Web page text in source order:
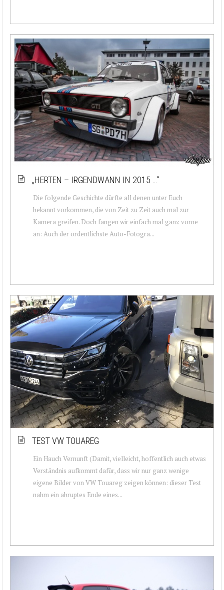
„HERTEN – IRGENDWANN IN 2015 …“
Die folgende Geschichte dürfte all denen unter Euch
bekannt vorkommen, die von Zeit zu Zeit auch mal zur
Kamera greifen. Doch fangen wir einfach mal ganz vorne
an: Auch der ordentlichste Auto-Fotogra...
TEST VW TOUAREG
Ein Hauch Vernunft (Damit, vielleicht, hoffentlich auch etwas
Verständnis aufkommt dafür, dass wir nur ganz wenige
eigene Bilder von VW Touareg zeigen können: dieser Test
nahm ein abruptes Ende eines...